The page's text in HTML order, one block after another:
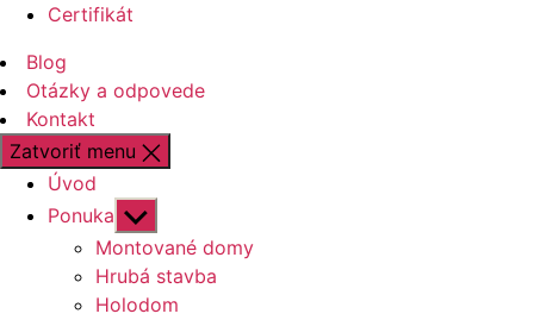
Certifikát
Blog
Otázky a odpovede
Kontakt
Zatvoriť menu
Úvod
Ponuka Zobraziť
druhú
úroveň
navigácie
Montované domy
Hrubá stavba
Holodom